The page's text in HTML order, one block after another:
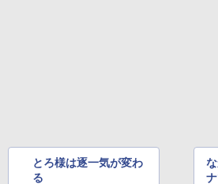
とろ様は逐一気が変わ
る